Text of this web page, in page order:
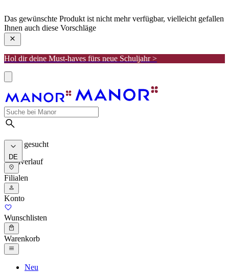
Das gewünschte Produkt ist nicht mehr verfügbar, vielleicht gefallen
Ihnen auch diese Vorschläge
Hol dir deine Must-haves fürs neue Schuljahr >
Meist gesucht
Suchverlauf
DE
Filialen
Konto
Wunschlisten
Warenkorb
Neu